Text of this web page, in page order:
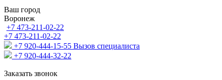
Ваш город
Воронеж
+7 473-211-02-22
+7 473-211-02-22
+7 920-444-15-55 Вызов специалиста
+7 920-444-32-22
Заказать звонок